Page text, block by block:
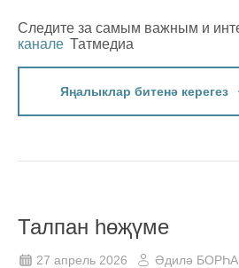
Следите за самым важным и
канале Татмедиа
Яңалыклар битенә керегез
Талпан һөҗүме
27 апрель 2026 Әдилә